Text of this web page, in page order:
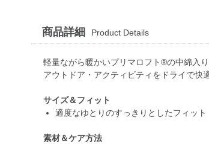
商品詳細 Product Details
軽量ながら暖かいプリマロフト®の中綿入
アウトドア・アクティビティをドライで快
サイズ＆フィット
適度なゆとりのすっきりとしたフィット
素材＆ケア方法